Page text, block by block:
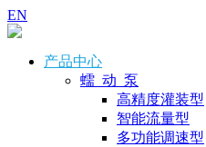
EN
产品中心
蠕 动 泵
高精度灌装型
智能流量型
多功能调速型